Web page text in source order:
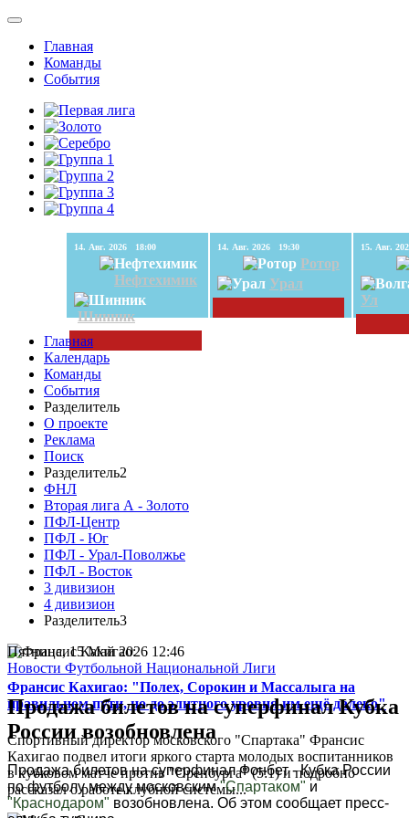
Главная
Команды
События
14. Авг. 2026 18:00
Нефтехимик
Шинник
14. Авг. 2026 19:30
Ротор
Урал
Ул
Главная
Календарь
Команды
События
Разделитель
О проекте
Реклама
Поиск
Разделитель2
ФНЛ
Вторая лига А - Золото
ПФЛ-Центр
ПФЛ - Юг
ПФЛ - Урал-Поволжье
ПФЛ - Восток
3 дивизион
4 дивизион
Разделитель3
Франсис Кахигао: "Полех, Сорокин и Массалыга на
правильном пути, но до элитного уровня им ещё далеко"
Спортивный директор московского "Спартака" Франсис
Кахигао подвел итоги яркого старта молодых воспитанников
в кубковом матче против "Оренбурга" (5:1) и подробно
рассказал о работе клубной системы...
Пятница, 15 Май 2026 12:46
Новости Футбольной Национальной Лиги
Продажа билетов на суперфинал Кубка
России возобновлена
Продажа билетов на суперфинал Фонбет - Кубка России
по футболу между московским"Спартаком" и
"Краснодаром" возобновлена. Об этом сообщает пресс-